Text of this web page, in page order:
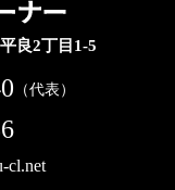
良2丁目1-5
（代表）
cl.net